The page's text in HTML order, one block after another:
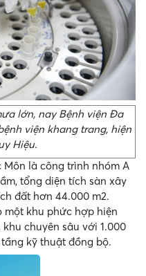
lớn, nay Bệnh viện Đa
viện khang trang, hiện
Hiệu.
là công trình nhóm A
tổng diện tích sàn xây
đất hơn 44.000 m2.
một khu phức hợp hiện
chuyên sâu với 1.000
kỹ thuật đồng bộ.